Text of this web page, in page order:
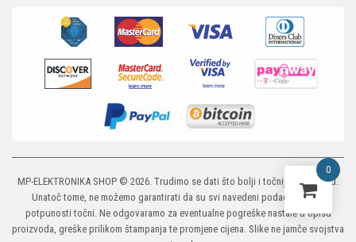
MP-ELEKTRONIKA SHOP © 2026. Trudimo se dati što bolji i točniji opis i sliku.
Unatoč tome, ne možemo garantirati da su svi navedeni podaci i slike u
potpunosti točni. Ne odgovaramo za eventualne pogreške nastale u opisu
proizvoda, greške prilikom štampanja te promjene cijena. Slike ne jamče svojstva
0